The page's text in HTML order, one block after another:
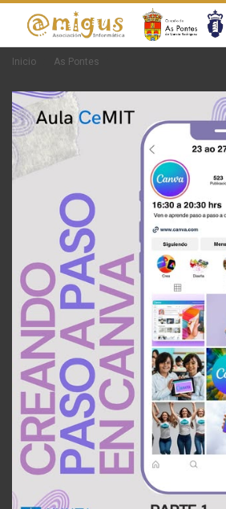
Inicio As Pontes